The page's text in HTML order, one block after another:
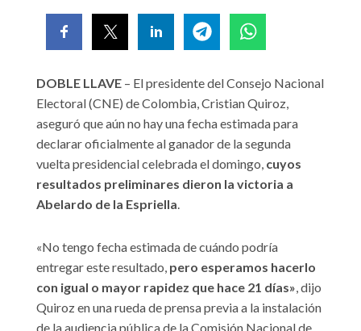
DOBLE LLAVE – El presidente del Consejo Nacional
Electoral (CNE) de Colombia, Cristian Quiroz,
aseguró que aún no hay una fecha estimada para
declarar oficialmente al ganador de la segunda
vuelta presidencial celebrada el domingo, cuyos
resultados preliminares dieron la victoria a
Abelardo de la Espriella
«No tengo fecha estimada de cuándo podría
entregar este resultado, pero esperamos hacerlo
con igual o mayor rapidez que hace 21 días» , dijo
Quiroz en una rueda de prensa previa a la instalación
de la audiencia pública de la Comisión Nacional de